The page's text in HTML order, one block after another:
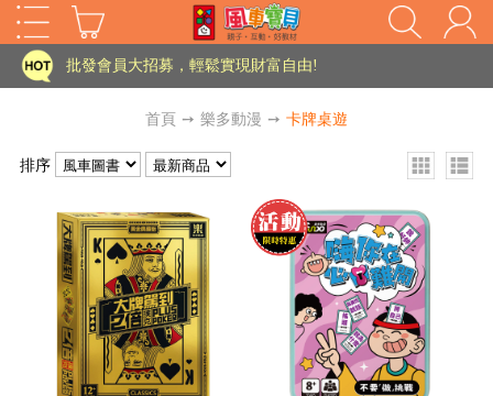
HOT
家長樂了!「風車書版集團暨FOOD超人企業總部」目前正興建中!
批發會員大招募，輕鬆實現財富自由!
老師您好!!幼教會員火熱招募中~
海外購物免煩惱！點我查看『海外購物流程說明』
批發會員大招募，輕鬆實現財富自由!
老師您好!!幼教會員火熱招募中~
首頁 ➙ 樂多動漫 ➙ 卡牌桌遊
排序